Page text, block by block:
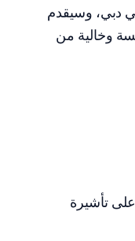
دبي، وسيقدم
وخالية من
تأشيرة